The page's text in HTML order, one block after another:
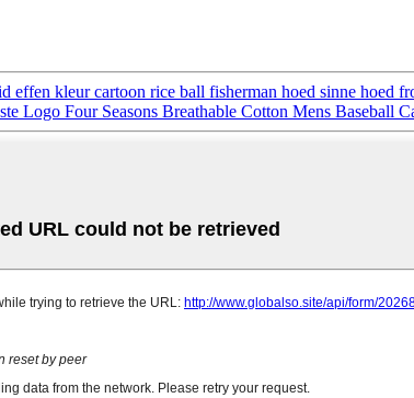
effen kleur cartoon rice ball fisherman hoed sinne hoed
Logo Four Seasons Breathable Cotton Mens Baseball